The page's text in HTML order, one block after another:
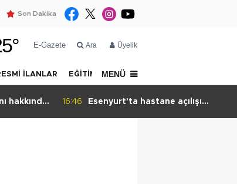
Son Dakika
° E-Gazete Ara Üyelik
İLANLAR EĞİTİM YAZARLAR
MENÜ
hakkında
16:46
Esenyurt'ta hastane açılışı